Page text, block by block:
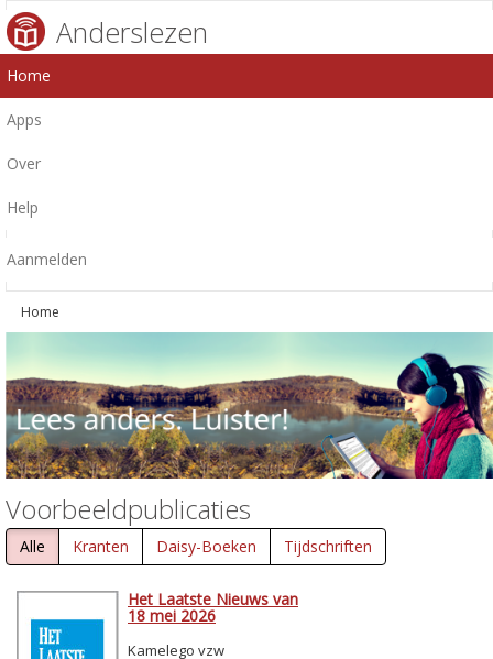
Anderslezen
Home
Apps
Over
Help
Aanmelden
Home
Voorbeeldpublicaties
Alle Kranten Daisy-Boeken Tijdschriften
Het Laatste Nieuws van
18 mei 2026
Kamelego vzw